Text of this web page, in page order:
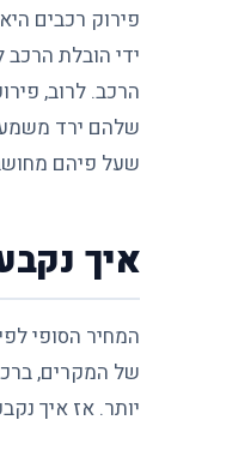
פירוק רכבים
ידי הובלת
הרכב. לרוב,
שלהם ירד
שעל פיהם
איך
המחיר הסופי
של המקרים,
יותר. אז איך